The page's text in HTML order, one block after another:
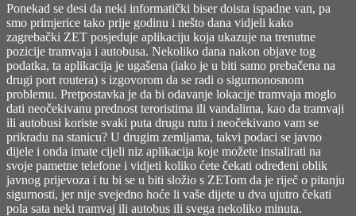
Ponekad se desi da neki informatički biser doista ispadne van, pa
smo primjerice tako prije godinu i nešto dana vidjeli kako
zagrebački ZET posjeduje aplikaciju koja ukazuje na trenutne
pozicije tramvaja i autobusa. Nekoliko dana nakon objave tog
podatka, ta aplikacija je ugašena (iako je u biti samo prebačena na
drugi port routera) s izgovorom da se radi o sigurnonosnom
problemu. Pretpostavka je da bi odavanje lokacije tramvaja moglo
dati neočekivanu prednost teroristima ili vandalima, kao da tramvaji
ili autobusi koriste svaki puta drugu rutu i neočekivano vam se
prikradu na stanicu? U drugim zemljama, takvi podaci se javno
dijele i onda imate cijeli niz aplikacija koje možete instalirati na
svoje pametne telefone i vidjeti koliko ćete čekati određeni oblik
javnog prijevoza i tu bi se u biti složio s ZETom da je riječ o pitanju
sigurnosti, jer nije svejedno hoće li vaše dijete u dva ujutro čekati
pola sata neki tramvaj ili autobus ili svega nekoliko minuta.